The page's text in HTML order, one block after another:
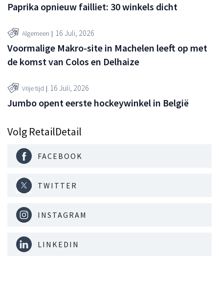
Paprika opnieuw failliet: 30 winkels dicht
Algemeen 16 Juli, 2026
Voormalige Makro-site in Machelen leeft op met
de komst van Colos en Delhaize
Vrije tijd 16 Juli, 2026
Jumbo opent eerste hockeywinkel in België
Volg RetailDetail
FACEBOOK
TWITTER
INSTAGRAM
LINKEDIN